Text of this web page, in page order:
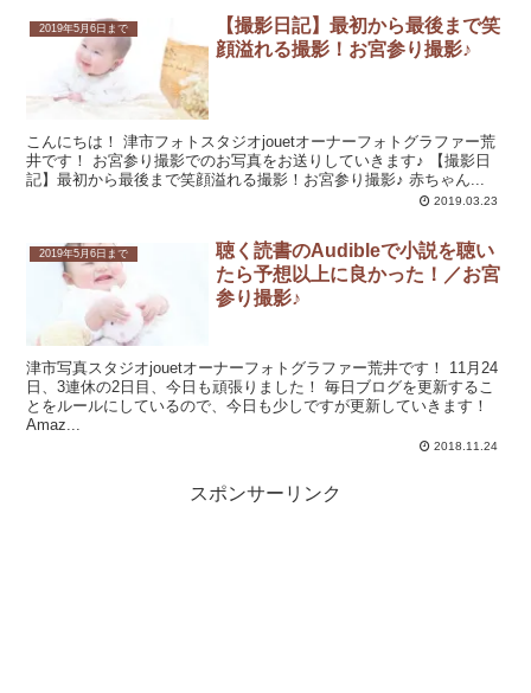
2019年5月6日まで
【撮影日記】最初から最後まで笑
顔溢れる撮影！お宮参り撮影♪
こんにちは！ 津市フォトスタジオjouetオーナーフォトグラファー荒
井です！ お宮参り撮影でのお写真をお送りしていきます♪ 【撮影日
記】最初から最後まで笑顔溢れる撮影！お宮参り撮影♪ 赤ちゃん...
2019.03.23
2019年5月6日まで
聴く読書のAudibleで小説を聴い
たら予想以上に良かった！／お宮
参り撮影♪
津市写真スタジオjouetオーナーフォトグラファー荒井です！ 11月24
日、3連休の2日目、今日も頑張りました！ 毎日ブログを更新するこ
とをルールにしているので、今日も少しですが更新していきます！
Amaz...
2018.11.24
スポンサーリンク